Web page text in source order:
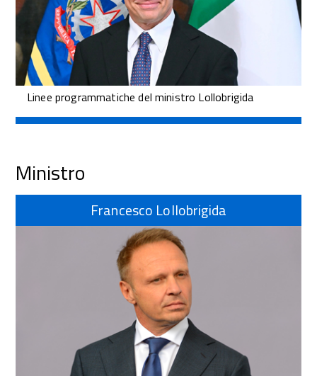
Linee programmatiche del ministro Lollobrigida
Ministro
Francesco Lollobrigida